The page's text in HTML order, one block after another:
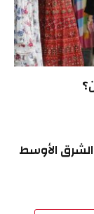
الشرق الأوسط